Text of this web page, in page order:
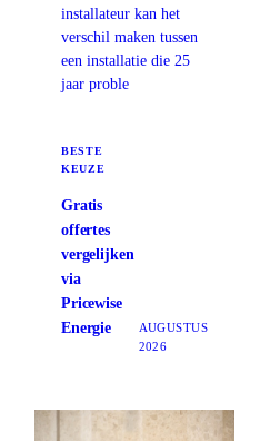
installateur kan het
verschil maken tussen
een installatie die 25
jaar proble
BESTE
KEUZE
Gratis
offertes
vergelijken
via
Pricewise
Energie
AUGUSTUS
2026